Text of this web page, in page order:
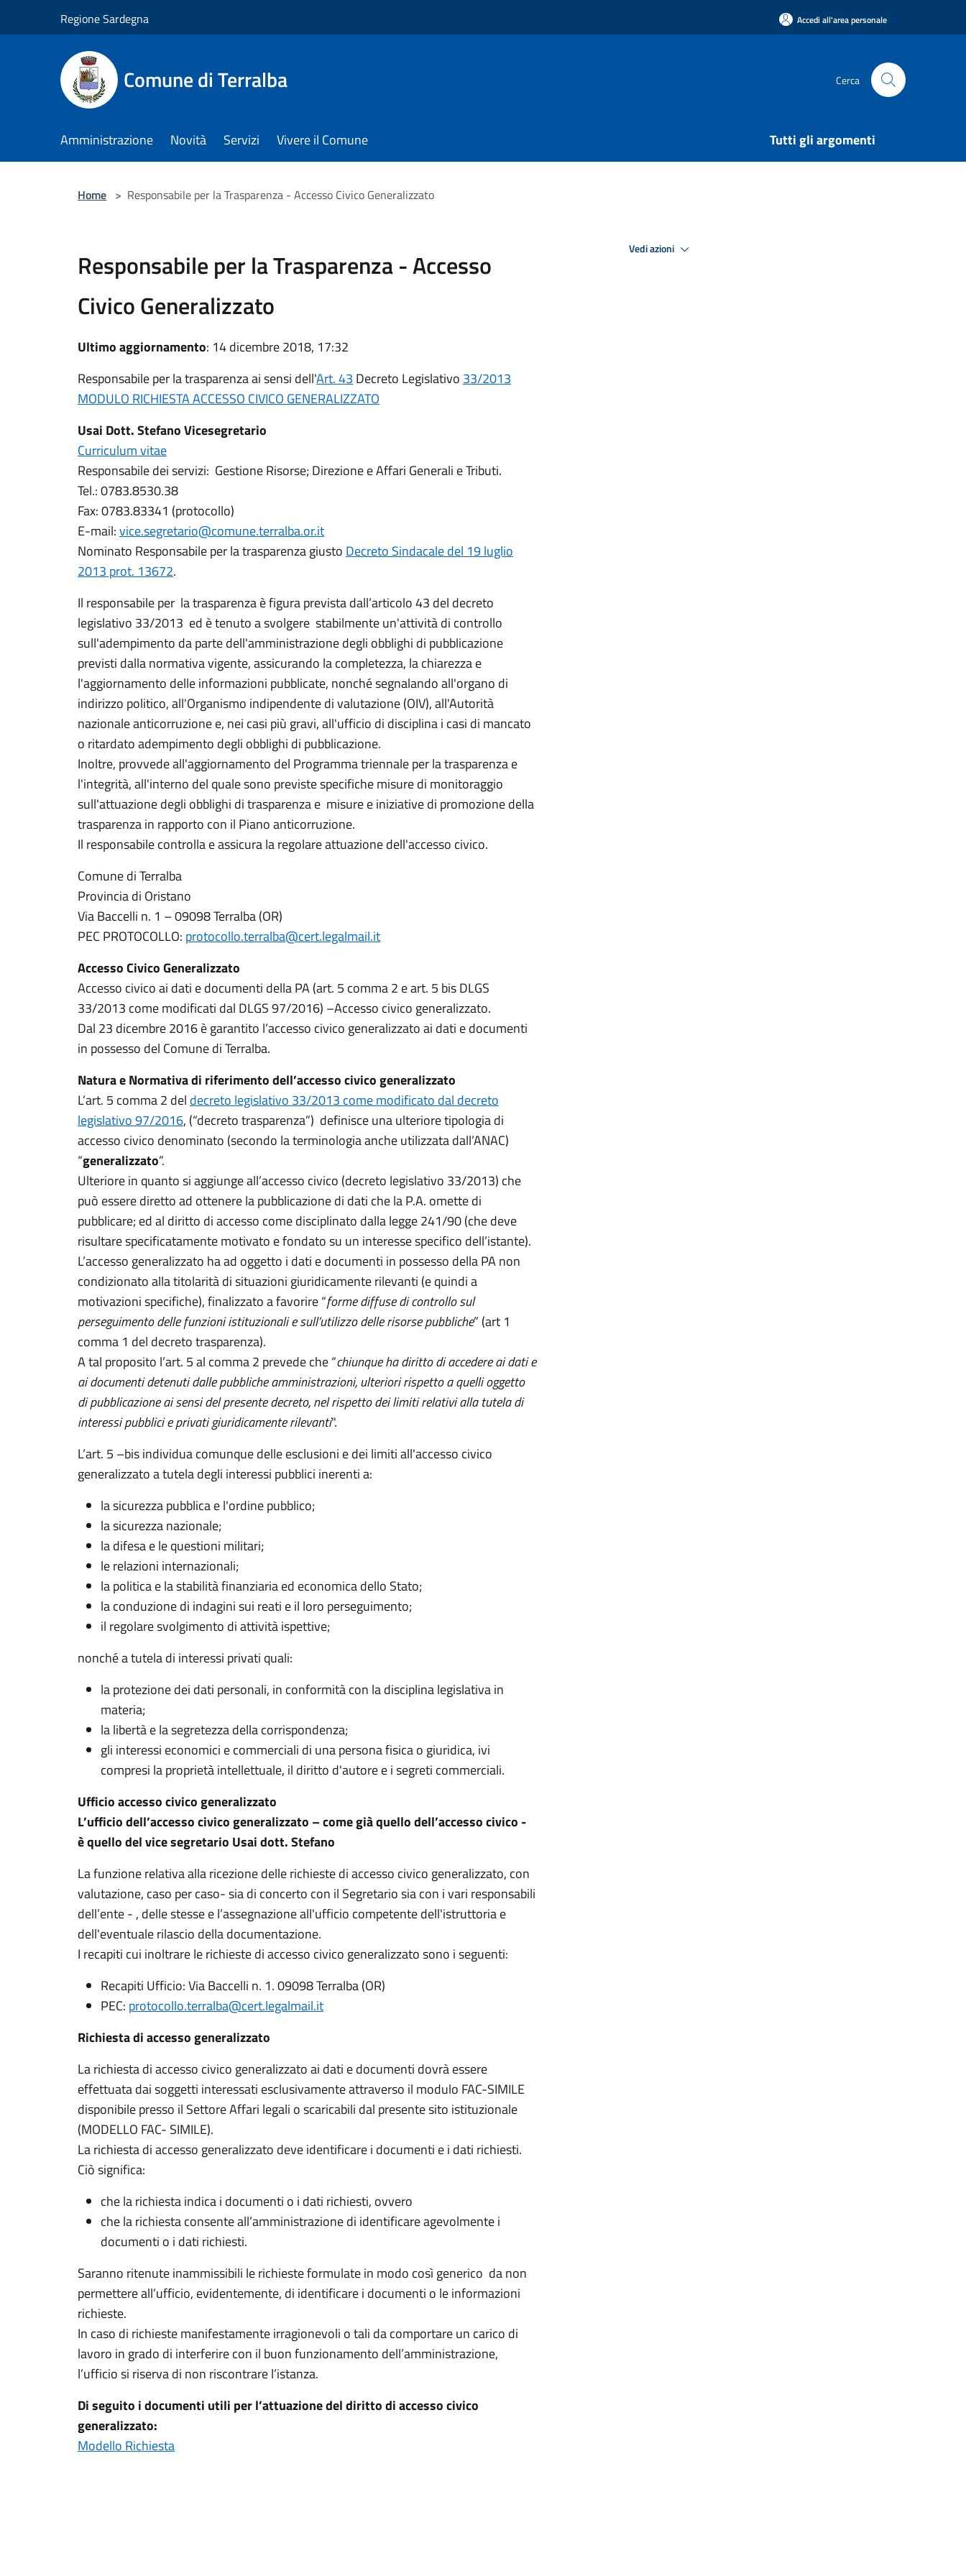
Regione Sardegna Accedi all'area personale
Comune di Terralba Cerca
Amministrazione Novità Servizi Vivere il Comune Tutti gli argomenti
Home > Responsabile per la Trasparenza - Accesso Civico Generalizzato
Responsabile per la Trasparenza - Accesso
Civico Generalizzato
Ultimo aggiornamento: 14 dicembre 2018, 17:32
Responsabile per la trasparenza ai sensi dell'Art. 43 Decreto Legislativo 33/2013
MODULO RICHIESTA ACCESSO CIVICO GENERALIZZATO
Usai Dott. Stefano Vicesegretario
Curriculum vitae
Responsabile dei servizi: Gestione Risorse; Direzione e Affari Generali e Tributi.
Tel.: 0783.8530.38
Fax: 0783.83341 (protocollo)
E-mail:vice.segretario@comune.terralba.or.it
Nominato Responsabile per la trasparenza giusto Decreto Sindacale del 19 luglio
2013 prot. 13672.
Il responsabile per la trasparenza è figura prevista dall’articolo 43 del decreto
legislativo 33/2013 ed è tenuto a svolgere stabilmente un'attività di controllo
sull'adempimento da parte dell'amministrazione degli obblighi di pubblicazione
previsti dalla normativa vigente, assicurando la completezza, la chiarezza e
l'aggiornamento delle informazioni pubblicate, nonché segnalando all'organo di
indirizzo politico, all'Organismo indipendente di valutazione (OIV), all'Autorità
nazionale anticorruzione e, nei casi più gravi, all'ufficio di disciplina i casi di mancato
o ritardato adempimento degli obblighi di pubblicazione.
Inoltre, provvede all'aggiornamento del Programma triennale per la trasparenza e
l'integrità, all'interno del quale sono previste specifiche misure di monitoraggio
sull'attuazione degli obblighi di trasparenza e misure e iniziative di promozione della
trasparenza in rapporto con il Piano anticorruzione.
Il responsabile controlla e assicura la regolare attuazione dell'accesso civico.
Comune di Terralba
Provincia di Oristano
Via Baccelli n. 1 – 09098 Terralba (OR)
PEC PROTOCOLLO: protocollo.terralba@cert.legalmail.it
Accesso Civico Generalizzato
Accesso civico ai dati e documenti della PA (art. 5 comma 2 e art. 5 bis DLGS
33/2013 come modificati dal DLGS 97/2016) –Accesso civico generalizzato.
Dal 23 dicembre 2016 è garantito l’accesso civico generalizzato ai dati e documenti
in possesso del Comune di Terralba.
Natura e Normativa di riferimento dell’accesso civico generalizzato
L’art. 5 comma 2 del decreto legislativo 33/2013 come modificato dal decreto
legislativo 97/2016, (“decreto trasparenza”) definisce una ulteriore tipologia di
accesso civico denominato (secondo la terminologia anche utilizzata dall’ANAC)
“generalizzato”.
Ulteriore in quanto si aggiunge all’accesso civico (decreto legislativo 33/2013) che
può essere diretto ad ottenere la pubblicazione di dati che la P.A. omette di
pubblicare; ed al diritto di accesso come disciplinato dalla legge 241/90 (che deve
risultare specificatamente motivato e fondato su un interesse specifico dell’istante).
L’accesso generalizzato ha ad oggetto i dati e documenti in possesso della PA non
condizionato alla titolarità di situazioni giuridicamente rilevanti (e quindi a
motivazioni specifiche), finalizzato a favorire “forme diffuse di controllo sul
perseguimento delle funzioni istituzionali e sull’utilizzo delle risorse pubbliche” (art 1
comma 1 del decreto trasparenza).
A tal proposito l’art. 5 al comma 2 prevede che “chiunque ha diritto di accedere ai dati e
ai documenti detenuti dalle pubbliche amministrazioni, ulteriori rispetto a quelli oggetto
di pubblicazione ai sensi del presente decreto, nel rispetto dei limiti relativi alla tutela di
interessi pubblici e privati giuridicamente rilevanti".
L’art. 5 –bis individua comunque delle esclusioni e dei limiti all'accesso civico
generalizzato a tutela degli interessi pubblici inerenti a:
la sicurezza pubblica e l'ordine pubblico;
la sicurezza nazionale;
la difesa e le questioni militari;
le relazioni internazionali;
la politica e la stabilità finanziaria ed economica dello Stato;
la conduzione di indagini sui reati e il loro perseguimento;
il regolare svolgimento di attività ispettive;
nonché a tutela di interessi privati quali:
la protezione dei dati personali, in conformità con la disciplina legislativa in
materia;
la libertà e la segretezza della corrispondenza;
gli interessi economici e commerciali di una persona fisica o giuridica, ivi
compresi la proprietà intellettuale, il diritto d'autore e i segreti commerciali.
Ufficio accesso civico generalizzato
L’ufficio dell’accesso civico generalizzato – come già quello dell’accesso civico -
è quello del vice segretario Usai dott. Stefano
La funzione relativa alla ricezione delle richieste di accesso civico generalizzato, con
valutazione, caso per caso- sia di concerto con il Segretario sia con i vari responsabili
dell’ente - , delle stesse e l’assegnazione all'ufficio competente dell'istruttoria e
dell'eventuale rilascio della documentazione.
I recapiti cui inoltrare le richieste di accesso civico generalizzato sono i seguenti:
Recapiti Ufficio: Via Baccelli n. 1. 09098 Terralba (OR)
PEC: protocollo.terralba@cert.legalmail.it
Richiesta di accesso generalizzato
La richiesta di accesso civico generalizzato ai dati e documenti dovrà essere
effettuata dai soggetti interessati esclusivamente attraverso il modulo FAC-SIMILE
disponibile presso il Settore Affari legali o scaricabili dal presente sito istituzionale
(MODELLO FAC- SIMILE).
La richiesta di accesso generalizzato deve identificare i documenti e i dati richiesti.
Ciò significa:
che la richiesta indica i documenti o i dati richiesti, ovvero
che la richiesta consente all’amministrazione di identificare agevolmente i
documenti o i dati richiesti.
Saranno ritenute inammissibili le richieste formulate in modo così generico da non
permettere all’ufficio, evidentemente, di identificare i documenti o le informazioni
richieste.
In caso di richieste manifestamente irragionevoli o tali da comportare un carico di
lavoro in grado di interferire con il buon funzionamento dell’amministrazione,
l’ufficio si riserva di non riscontrare l’istanza.
Di seguito i documenti utili per l’attuazione del diritto di accesso civico
generalizzato:
Modello Richiesta
Vedi azioni